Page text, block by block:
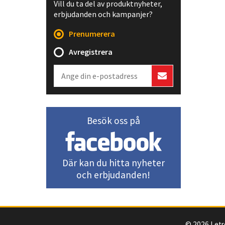
Vill du ta del av produktnyheter,
erbjudanden och kampanjer?
Prenumerera
Avregistrera
Besök oss på
Där kan du hitta nyheter
och erbjudanden!